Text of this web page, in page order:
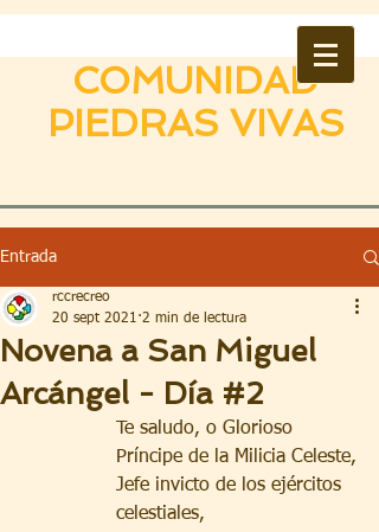
COMUNIDAD
PIEDRAS VIVAS
Entrada
Novena a San Miguel
Arcángel - Día #2
rccrecreo
20 sept 2021 2 min de lectura
Te saludo, o Glorioso
Príncipe de la Milicia Celeste,
Jefe invicto de los ejércitos
celestiales,